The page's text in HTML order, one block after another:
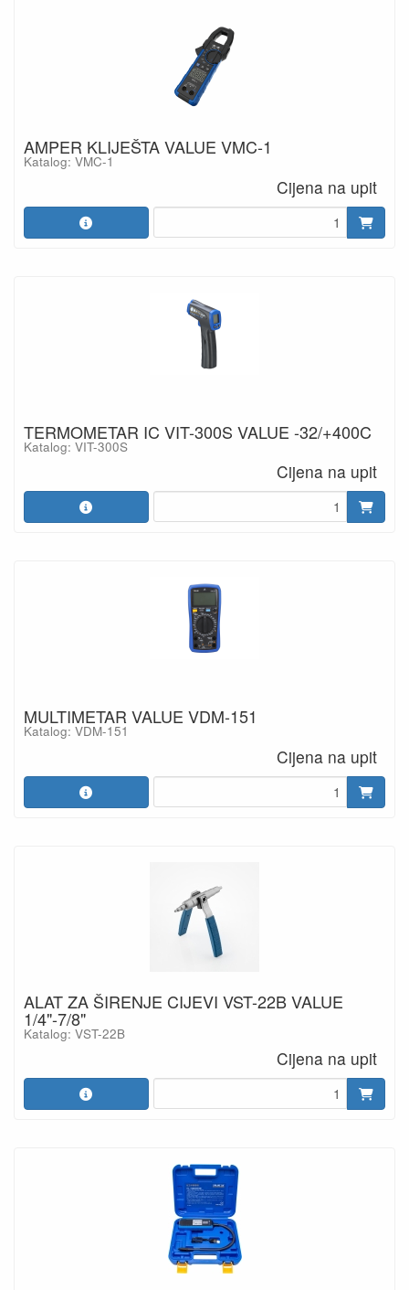
AMPER KLIJEŠTA VALUE VMC-1
Katalog: VMC-1
Cijena na upit
TERMOMETAR IC VIT-300S VALUE -32/+400C
Katalog: VIT-300S
Cijena na upit
MULTIMETAR VALUE VDM-151
Katalog: VDM-151
Cijena na upit
ALAT ZA ŠIRENJE CIJEVI VST-22B VALUE
1/4"-7/8"
Katalog: VST-22B
Cijena na upit